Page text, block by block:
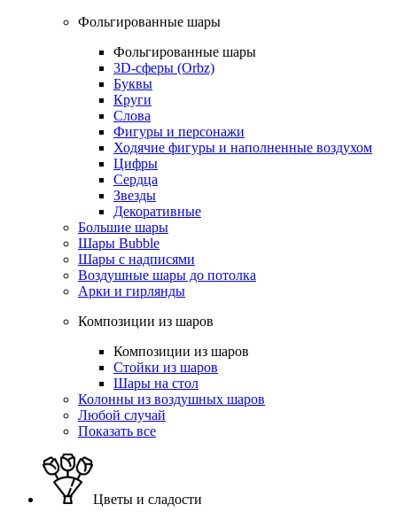
Фольгированные шары
Фольгированные шары
3D-сферы (Orbz)
Буквы
Круги
Слова
Фигуры и персонажи
Ходячие фигуры и наполненные воздухом
Цифры
Сердца
Звезды
Декоративные
Большие шары
Шары Bubble
Шары с надписями
Воздушные шары до потолка
Арки и гирлянды
Композиции из шаров
Композиции из шаров
Стойки из шаров
Шары на стол
Колонны из воздушных шаров
Любой случай
Показать все
Цветы и сладости